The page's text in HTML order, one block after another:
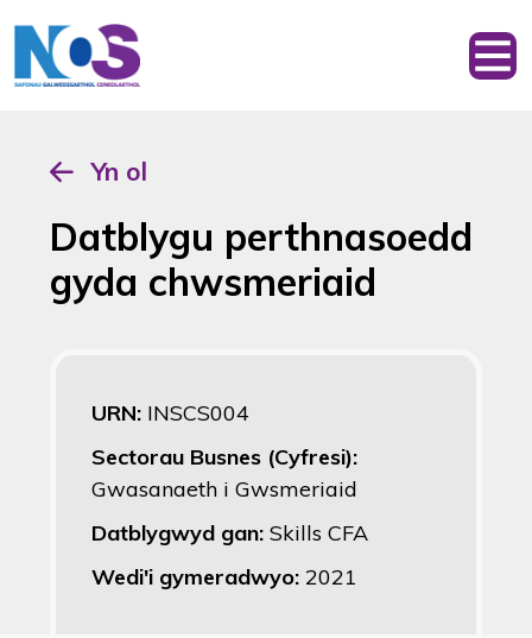
Yn ol
Datblygu perthnasoedd
gyda chwsmeriaid
URN: INSCS004
Sectorau Busnes (Cyfresi):
Gwasanaeth i Gwsmeriaid
Datblygwyd gan: Skills CFA
Wedi'i gymeradwyo: 2021